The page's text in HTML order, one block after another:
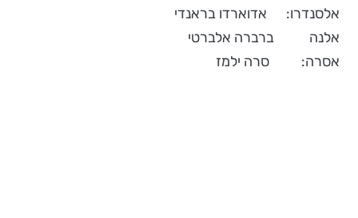
אלסנדרו: אדוארדו בראנדי
אלנה ברברה אלברטי
אסרה: סרה ילמז